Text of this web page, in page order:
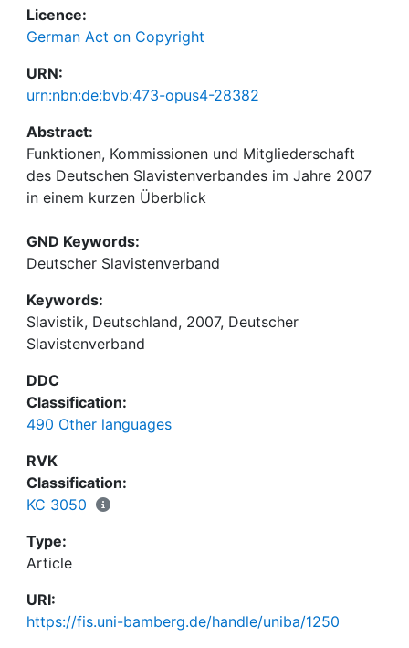
Licence:
German Act on Copyright
URN:
urn:nbn:de:bvb:473-opus4-28382
Abstract:
Funktionen, Kommissionen und Mitgliederschaft
des Deutschen Slavistenverbandes im Jahre 2007
in einem kurzen Überblick
GND Keywords:
Deutscher Slavistenverband
Keywords:
Slavistik, Deutschland, 2007, Deutscher
Slavistenverband
DDC
Classification:
490 Other languages
RVK
Classification:
KC 3050
Type:
Article
URI:
https://fis.uni-bamberg.de/handle/uniba/1250